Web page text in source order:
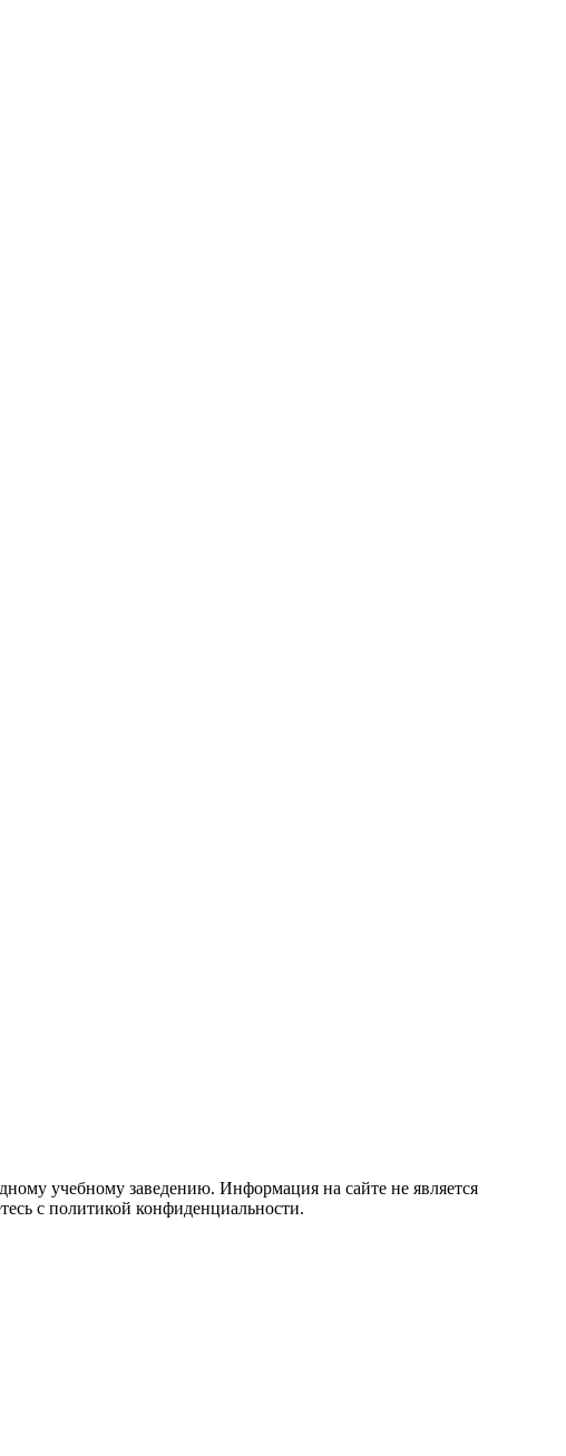
учебному заведению. Информация на сайте не является
с политикой конфиденциальности.